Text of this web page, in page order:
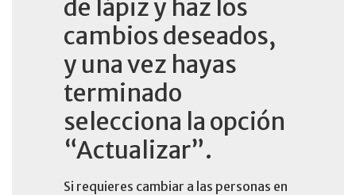
de lápiz y haz los
cambios deseados,
y una vez hayas
terminado
selecciona la opción
“Actualizar”.
Si requieres cambiar a las personas en